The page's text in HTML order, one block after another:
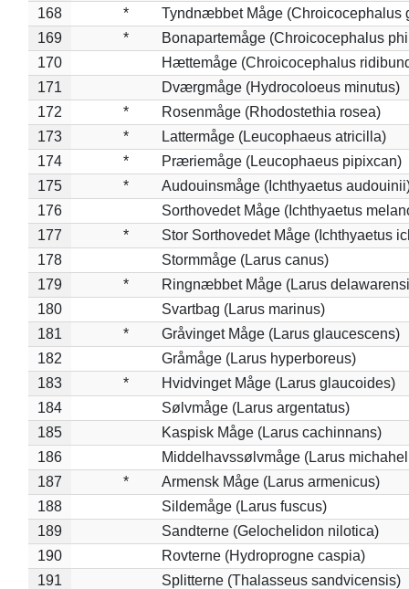
168
*
Tyndnæbbet Måge (Chroicocephalus
169
*
Bonapartemåge (Chroicocephalus
170
Hættemåge (Chroicocephalus
171
Dværgmåge (Hydrocoloeus minutus)
172
*
Rosenmåge (Rhodostethia rosea)
173
*
Lattermåge (Leucophaeus atricilla)
174
*
Præriemåge (Leucophaeus pipixcan)
175
*
Audouinsmåge (Ichthyaetus
176
Sorthovedet Måge (Ichthyaetus
177
*
Stor Sorthovedet Måge (Ichthyaetus
178
Stormmåge (Larus canus)
179
*
Ringnæbbet Måge (Larus
180
Svartbag (Larus marinus)
181
*
Gråvinget Måge (Larus glaucescens)
182
Gråmåge (Larus hyperboreus)
183
*
Hvidvinget Måge (Larus glaucoides)
184
Sølvmåge (Larus argentatus)
185
Kaspisk Måge (Larus cachinnans)
186
Middelhavssølvmåge (Larus
187
*
Armensk Måge (Larus armenicus)
188
Sildemåge (Larus fuscus)
189
Sandterne (Gelochelidon nilotica)
190
Rovterne (Hydroprogne caspia)
191
Splitterne (Thalasseus sandvicensis)